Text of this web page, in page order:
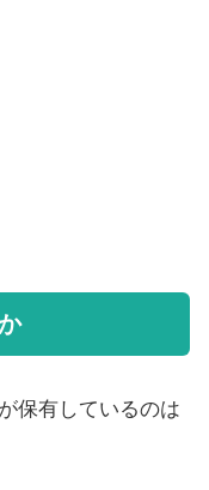
保有しているのは